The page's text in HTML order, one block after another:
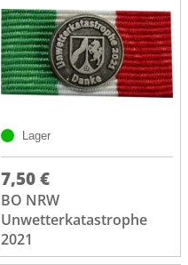
Lager
7,50 €
BO NRW
Unwetterkatastrophe
2021